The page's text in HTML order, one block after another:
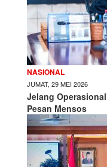
NASIONAL
JUMAT, 29 MEI 2026
Jelang
Pesan Mensos